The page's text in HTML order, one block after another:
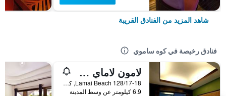
شاهد المزيد من الفنادق القريبة
فنادق رخيصة في كوه ساموي
لامون لاماي ريزيدنس
128/17-18 Lamai Beach, كوه ساموي, تايلاند
6.9 كيلومتر عن وسط المدينة